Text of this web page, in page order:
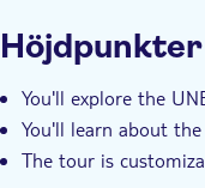
Transport från
Höjdpunkter
You'll explore the
You'll learn about
The tour is